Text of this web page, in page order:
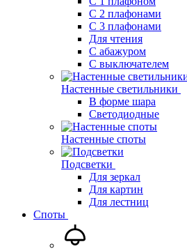
С 2 плафонами
С 3 плафонами
Для чтения
С абажуром
С выключателем
Настенные светильники
В форме шара
Светодиодные
Настенные споты
Подсветки
Для зеркал
Для картин
Для лестниц
Споты